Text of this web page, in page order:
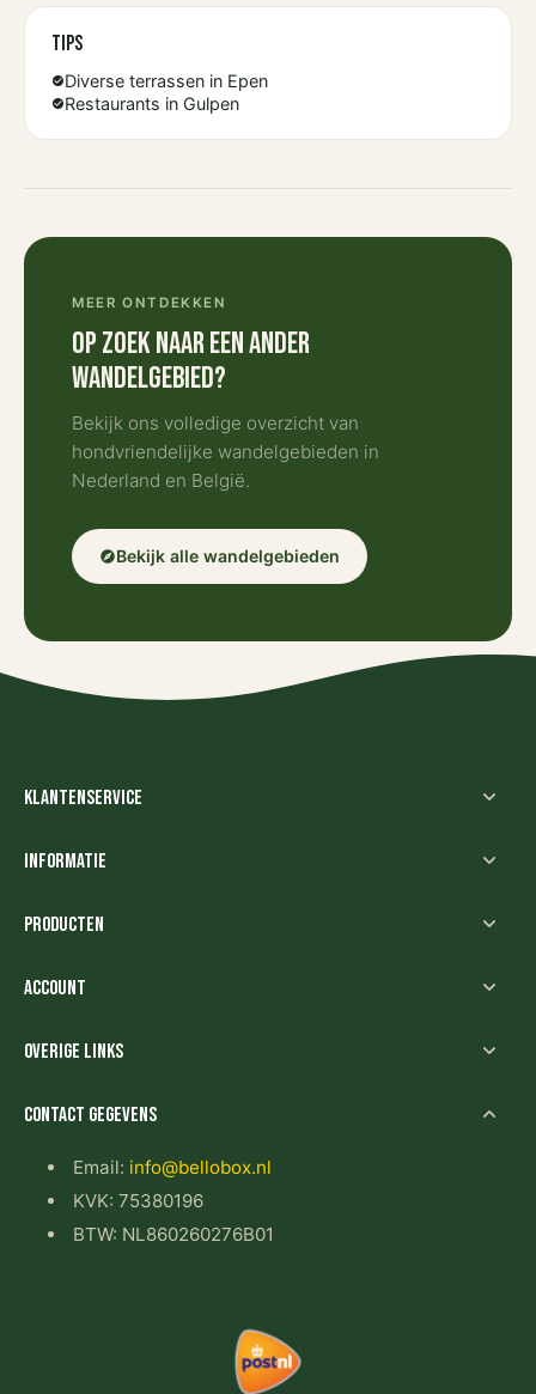
Tips
check_circleDiverse terrassen in Epen
check_circleRestaurants in Gulpen
MEER ONTDEKKEN
Op zoek naar een ander
wandelgebied?
Bekijk ons volledige overzicht van
hondvriendelijke wandelgebieden in
Nederland en België.
exploreBekijk alle wandelgebieden
Klantenservice
Informatie
Producten
Account
Overige links
Contact gegevens
Email: info@bellobox.nl
KVK: 75380196
BTW: NL860260276B01